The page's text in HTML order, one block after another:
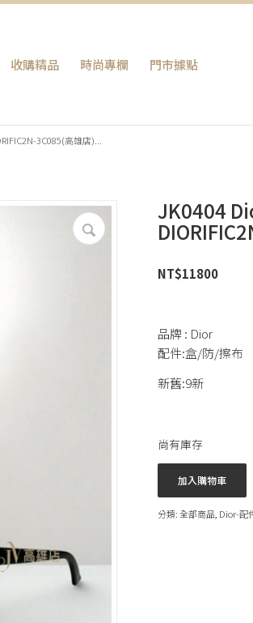
收購精品 時尚專欄 門巿據點
3C085(高雄店)...
JK0404
NT$11800
品牌 : Dior
配件:盒/防/擦布
新舊:9新
尚有庫存
加入購物車
分類:全部商品 Dior-配